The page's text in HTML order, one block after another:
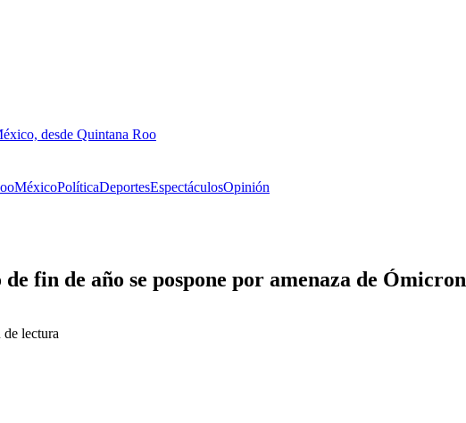
desde Quintana Roo
MéxicoPolíticaDeportesEspectáculosOpinión
fin de año se pospone por amenaza de Ómicron
de lectura